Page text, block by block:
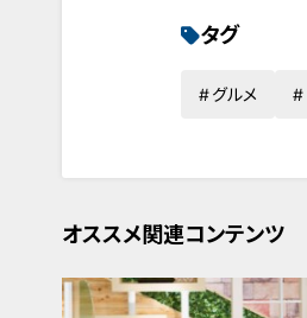
タグ
グルメ
オススメ関連コンテンツ